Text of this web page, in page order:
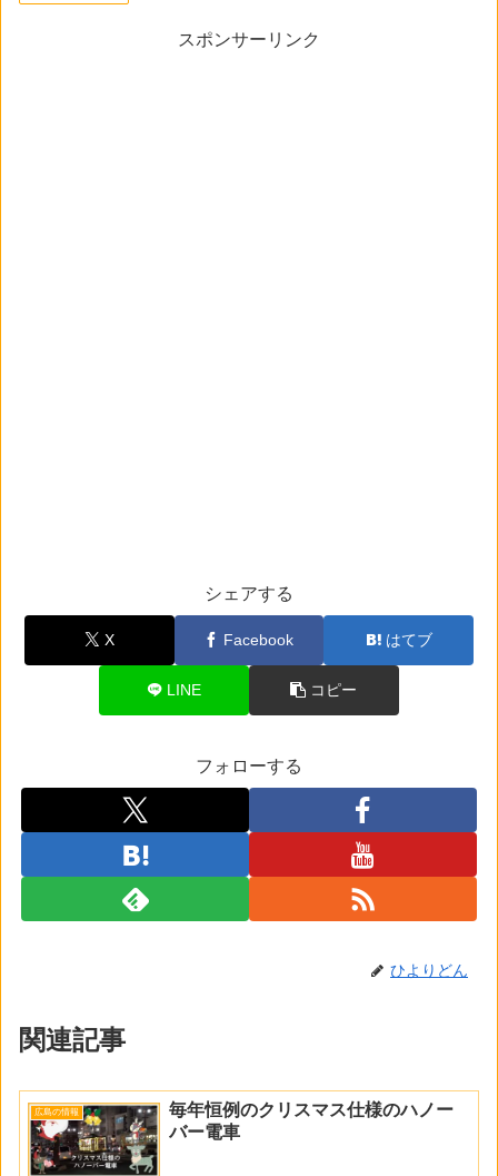
スポンサーリンク
シェアする
X Facebook はてブ
LINE コピー
フォローする
ひよりどん
関連記事
広島の情報
毎年恒例のクリスマス仕様のハノー
バー電車